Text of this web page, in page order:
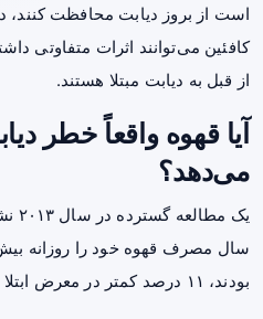
است از بروز دیابت محافظت کنند،
کافئین می‌توانند اثرات متفاوتی
از قبل به دیابت مبتلا هستند.
می‌دهد؟
یک
سال مصرف قهوه خود را روزانه
بودند، ۱۱ درصد کمتر در معرض ابتلا به دیابت نوع ۲ قرار داشتند.